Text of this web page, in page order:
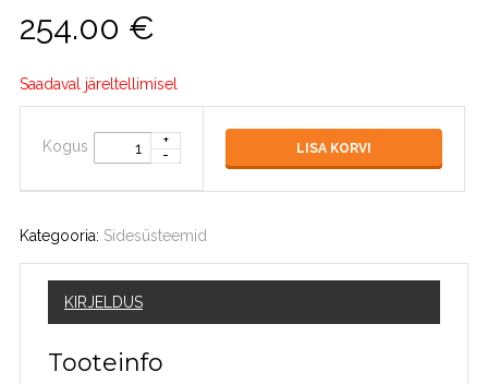
254.00 €
Saadaval järeltellimisel
Kogus LISA KORVI
Kategooria: Sidesüsteemid
KIRJELDUS
Tooteinfo